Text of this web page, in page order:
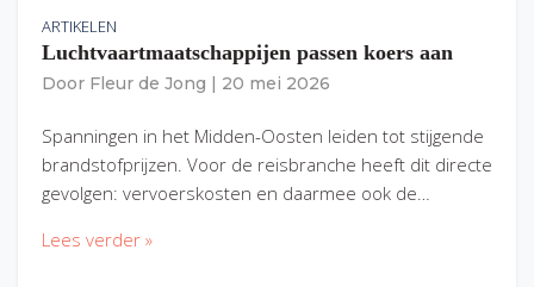
ARTIKELEN
Luchtvaartmaatschappijen passen koers aan
Door Fleur de Jong 20 mei 2026
Spanningen in het Midden-Oosten leiden tot stijgende
brandstofprijzen. Voor de reisbranche heeft dit directe
gevolgen: vervoerskosten en daarmee ook de…
Lees verder »